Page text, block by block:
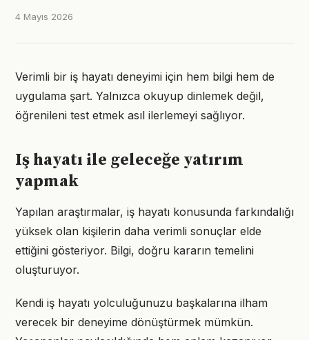
4 Mayıs 2026
Verimli bir iş hayatı deneyimi için hem bilgi hem de
uygulama şart. Yalnızca okuyup dinlemek değil,
öğrenileni test etmek asıl ilerlemeyi sağlıyor.
Iş hayatı ile geleceğe yatırım
yapmak
Yapılan araştırmalar, iş hayatı konusunda farkındalığı
yüksek olan kişilerin daha verimli sonuçlar elde
ettiğini gösteriyor. Bilgi, doğru kararın temelini
oluşturuyor.
Kendi iş hayatı yolculuğunuzu başkalarına ilham
verecek bir deneyime dönüştürmek mümkün.